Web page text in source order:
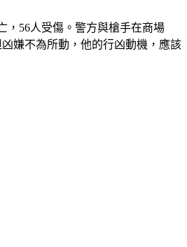
，56人受傷。警方與槍手在商場
嫌不為所動，他的行凶動機，應該